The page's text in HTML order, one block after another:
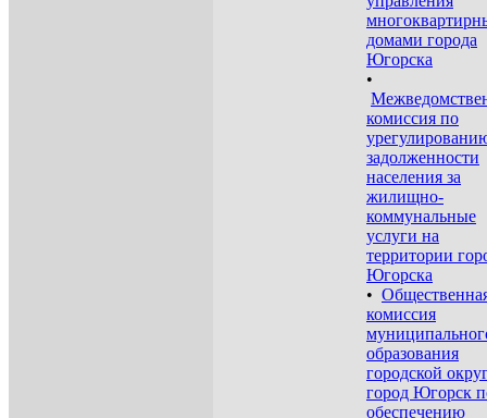
домами города
Югорска
•
комиссия по
задолженности
населения за
жилищно-
коммунальные
услуги на
территории
Югорска
•
комиссия
образования
городской
город Югорск
обеспечению